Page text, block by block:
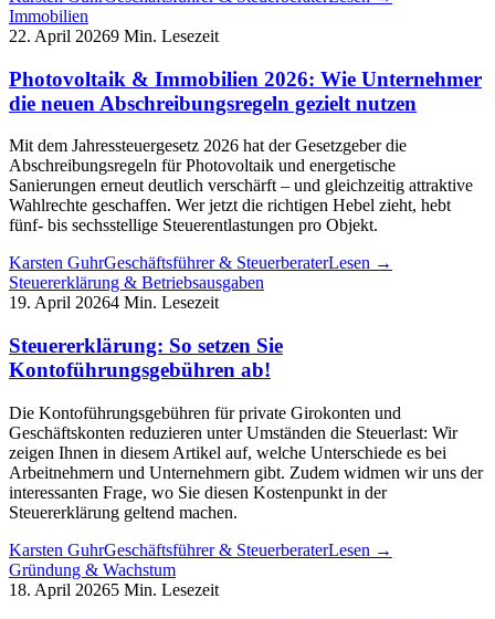
Immobilien
22. April 20269 Min. Lesezeit
Photovoltaik & Immobilien 2026: Wie Unternehmer
die neuen Abschreibungsregeln gezielt nutzen
Mit dem Jahressteuergesetz 2026 hat der Gesetzgeber die
Abschreibungsregeln für Photovoltaik und energetische
Sanierungen erneut deutlich verschärft – und gleichzeitig attraktive
Wahlrechte geschaffen. Wer jetzt die richtigen Hebel zieht, hebt
fünf- bis sechsstellige Steuerentlastungen pro Objekt.
Karsten GuhrGeschäftsführer & SteuerberaterLesen →
Steuererklärung & Betriebsausgaben
19. April 20264 Min. Lesezeit
Steuererklärung: So setzen Sie
Kontoführungsgebühren ab!
Die Kontoführungsgebühren für private Girokonten und
Geschäftskonten reduzieren unter Umständen die Steuerlast: Wir
zeigen Ihnen in diesem Artikel auf, welche Unterschiede es bei
Arbeitnehmern und Unternehmern gibt. Zudem widmen wir uns der
interessanten Frage, wo Sie diesen Kostenpunkt in der
Steuererklärung geltend machen.
Karsten GuhrGeschäftsführer & SteuerberaterLesen →
Gründung & Wachstum
18. April 20265 Min. Lesezeit